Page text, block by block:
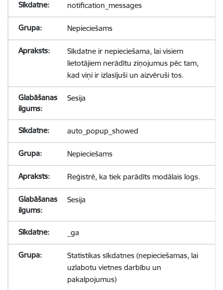
notification_messages
Nepieciešams
Sīkdatne ir nepieciešama, lai visiem
lietotājiem nerādītu ziņojumus pēc tam,
kad viņi ir izlasījuši un aizvēruši tos.
Sesija
auto_popup_showed
Nepieciešams
Reģistrē, ka tiek parādīts modālais logs.
Sesija
_ga
Statistikas sīkdatnes (nepieciešamas, lai
uzlabotu vietnes darbību un
pakalpojumus)